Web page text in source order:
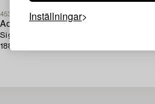
Inställningar
453919
Adelsteen Normann
Signerad A. Normann och daterad
1882.